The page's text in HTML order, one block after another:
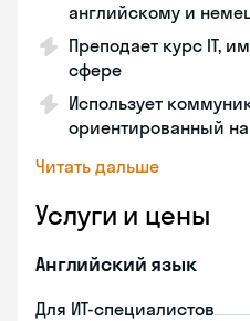
английскому и
Преподает курс IT,
сфере
Использует
ориентированный
Читать дальше
Услуги и цены
Английский язык
Для ИТ-специалистов